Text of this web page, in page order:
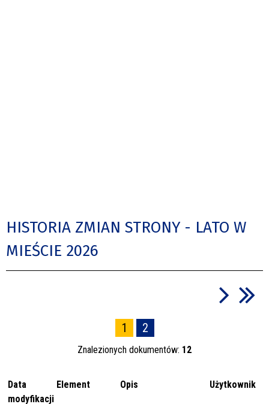
HISTORIA ZMIAN STRONY - LATO W
MIEŚCIE 2026
1 2
Znalezionych dokumentów: 12
Data
modyfikacji
Element Opis Użytkownik